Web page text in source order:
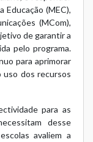
(MEC),
(MCom),
de garantir a
pelo programa.
para aprimorar
uso dos recursos
para as
desse
avaliem a